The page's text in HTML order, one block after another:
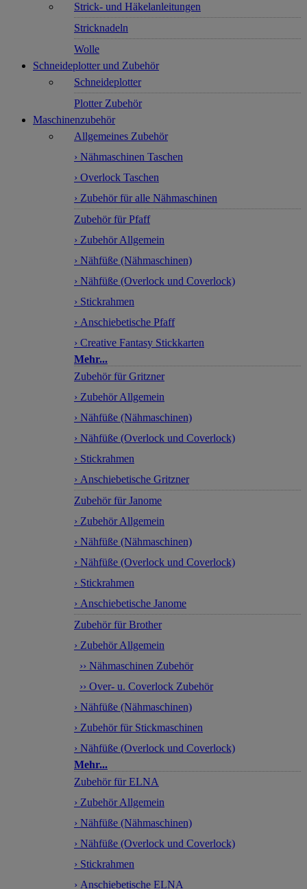
Strick- und Häkelanleitungen
Stricknadeln
Wolle
Schneideplotter und Zubehör
Schneideplotter
Plotter Zubehör
Maschinenzubehör
Allgemeines Zubehör
› Nähmaschinen Taschen
› Overlock Taschen
› Zubehör für alle Nähmaschinen
Zubehör für Pfaff
› Zubehör Allgemein
› Nähfüße (Nähmaschinen)
› Nähfüße (Overlock und Coverlock)
› Stickrahmen
› Anschiebetische Pfaff
› Creative Fantasy Stickkarten
Mehr...
Zubehör für Gritzner
› Zubehör Allgemein
› Nähfüße (Nähmaschinen)
› Nähfüße (Overlock und Coverlock)
› Stickrahmen
› Anschiebetische Gritzner
Zubehör für Janome
› Zubehör Allgemein
› Nähfüße (Nähmaschinen)
› Nähfüße (Overlock und Coverlock)
› Stickrahmen
› Anschiebetische Janome
Zubehör für Brother
› Zubehör Allgemein
›› Nähmaschinen Zubehör
›› Over- u. Coverlock Zubehör
› Nähfüße (Nähmaschinen)
› Zubehör für Stickmaschinen
› Nähfüße (Overlock und Coverlock)
Mehr...
Zubehör für ELNA
› Zubehör Allgemein
› Nähfüße (Nähmaschinen)
› Nähfüße (Overlock und Coverlock)
› Stickrahmen
› Anschiebetische ELNA